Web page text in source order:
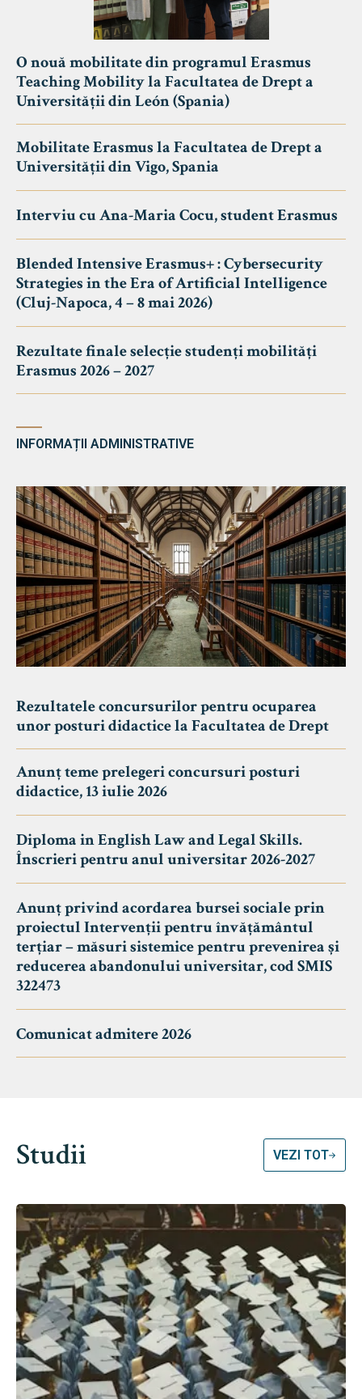
O nouă mobilitate din programul Erasmus
Teaching Mobility la Facultatea de Drept a
Universității din León (Spania)
Mobilitate Erasmus la Facultatea de Drept a
Universității din Vigo, Spania
Interviu cu Ana-Maria Cocu, student Erasmus
Blended Intensive Erasmus+ : Cybersecurity
Strategies in the Era of Artificial Intelligence
(Cluj-Napoca, 4 – 8 mai 2026)
Rezultate finale selecție studenți mobilități
Erasmus 2026 – 2027
INFORMAȚII ADMINISTRATIVE
Rezultatele concursurilor pentru ocuparea
unor posturi didactice la Facultatea de Drept
Anunț teme prelegeri concursuri posturi
didactice, 13 iulie 2026
Diploma in English Law and Legal Skills.
Înscrieri pentru anul universitar 2026-2027
Anunț privind acordarea bursei sociale prin
proiectul Intervenții pentru învățământul
terțiar – măsuri sistemice pentru prevenirea și
reducerea abandonului universitar, cod SMIS
322473
Comunicat admitere 2026
Studii VEZI TOT